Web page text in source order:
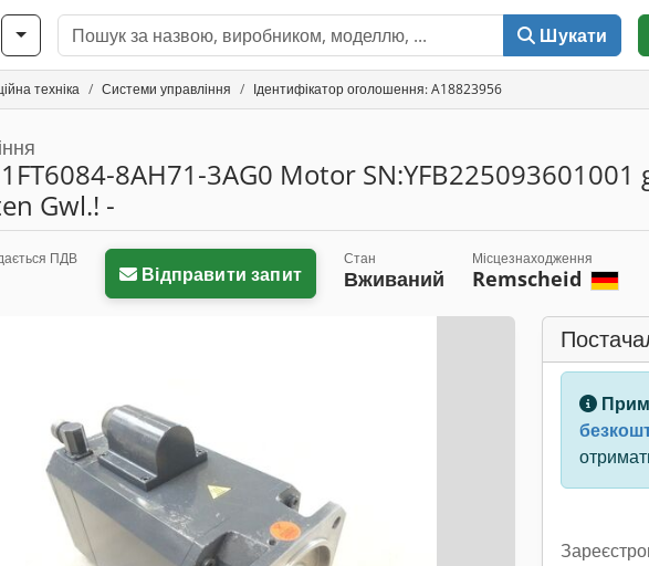
Шукати
техніка Системи управління Ідентифікатор оголошення: A18823956
1FT6084-8AH71-3AG0 Motor
Gwl.! -
ПДВ
Відправити запит
Стан
Вживаний
Місцезнаходження
Remscheid